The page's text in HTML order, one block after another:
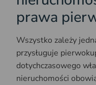
prawa
Wszystko zależy
przysługuje
dotychczasowego
nieruchomości